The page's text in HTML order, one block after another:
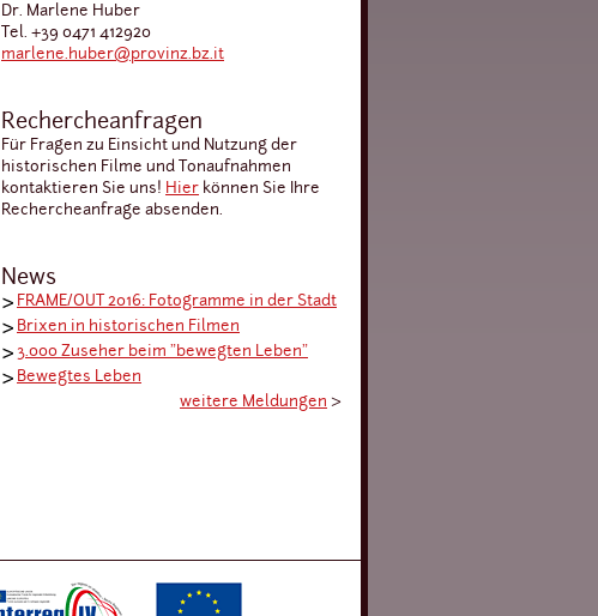
Dr. Marlene Huber
Tel. +39 0471 412920
marlene.huber@provinz.bz.it
Rechercheanfragen
Für Fragen zu Einsicht und Nutzung der
historischen Filme und Tonaufnahmen
kontaktieren Sie uns! Hier können Sie Ihre
Rechercheanfrage absenden.
News
FRAME/OUT 2016: Fotogramme in der Stadt
Brixen in historischen Filmen
3.000 Zuseher beim "bewegten Leben"
Bewegtes Leben
weitere Meldungen ›